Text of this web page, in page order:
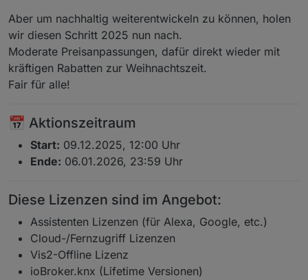
Aber um nachhaltig weiterentwickeln zu können, holen
wir diesen Schritt 2025 nun nach.
Moderate Preisanpassungen, dafür direkt wieder mit
kräftigen Rabatten zur Weihnachtszeit.
Fair für alle!
📅 Aktionszeitraum
Start: 09.12.2025, 12:00 Uhr
Ende: 06.01.2026, 23:59 Uhr
Diese Lizenzen sind im Angebot:
Assistenten Lizenzen (für Alexa, Google, etc.)
Cloud-/Fernzugriff Lizenzen
Vis2-Offline Lizenz
ioBroker.knx (Lifetime Versionen)